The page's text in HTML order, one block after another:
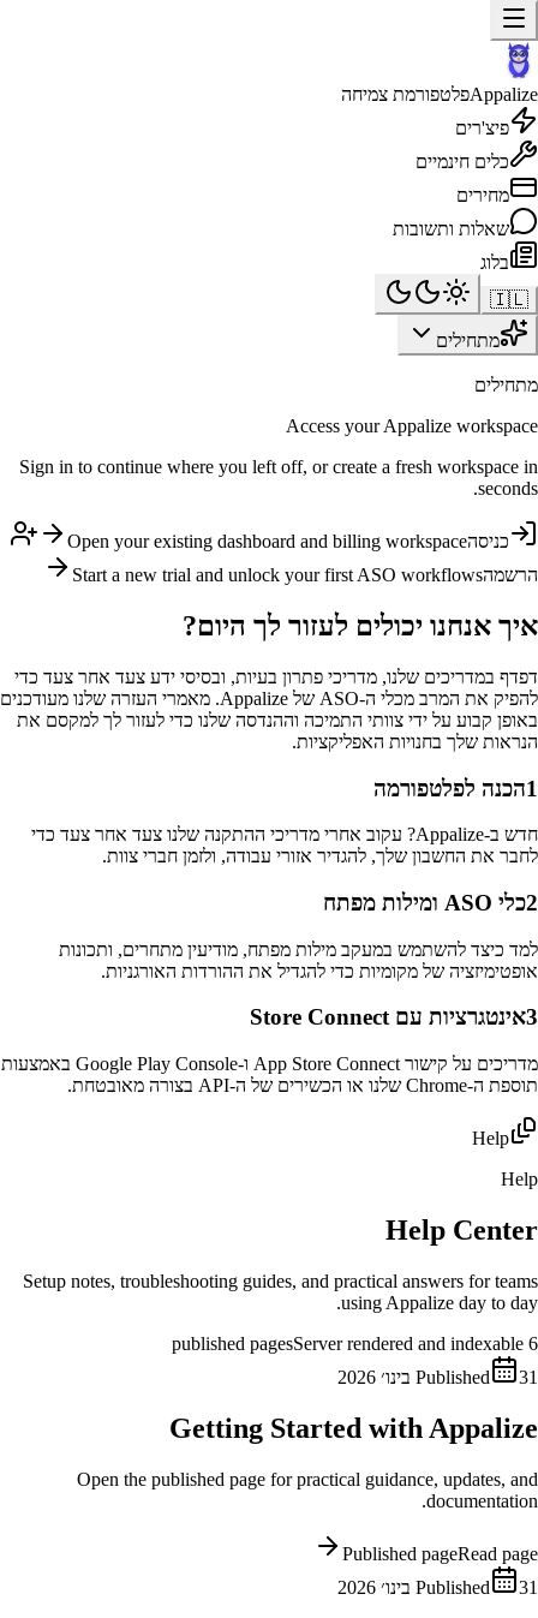
Appalizeפלטפורמת צמיחה
פיצ'רים
כלים חינמיים
מחירים
שאלות ותשובות
בלוג
🇮🇱
מתחילים
מתחילים
Access your Appalize workspace
Sign in to continue where you left off, or create a fresh workspace in
seconds.
כניסהOpen your existing dashboard and billing workspace
הרשמהStart a new trial and unlock your first ASO workflows
איך אנחנו יכולים לעזור לך היום?
דפדף במדריכים שלנו, מדריכי פתרון בעיות, ובסיסי ידע צעד אחר צעד כדי
להפיק את המרב מכלי ה-ASO של Appalize. מאמרי העזרה שלנו מעודכנים
באופן קבוע על ידי צוותי התמיכה וההנדסה שלנו כדי לעזור לך למקסם את
הנראות שלך בחנויות האפליקציות.
1הכנה לפלטפורמה
חדש ב-Appalize? עקוב אחרי מדריכי ההתקנה שלנו צעד אחר צעד כדי
לחבר את החשבון שלך, להגדיר אזורי עבודה, ולזמן חברי צוות.
2כלי ASO ומילות מפתח
למד כיצד להשתמש במעקב מילות מפתח, מודיעין מתחרים, ותכונות
אופטימיזציה של מקומיות כדי להגדיל את ההורדות האורגניות.
3אינטגרציות עם Store Connect
מדריכים על קישור App Store Connect ו-Google Play Console באמצעות
תוספת ה-Chrome שלנו או הכשירים של ה-API בצורה מאובטחת.
Help
Help
Help Center
Setup notes, troubleshooting guides, and practical answers for teams
using Appalize day to day.
6
Server rendered and indexable
Published
31 בינו׳ 2026
Getting Started with Appalize
Open the published page for practical guidance, updates, and
documentation.
Published pageRead page
Published
31 בינו׳ 2026